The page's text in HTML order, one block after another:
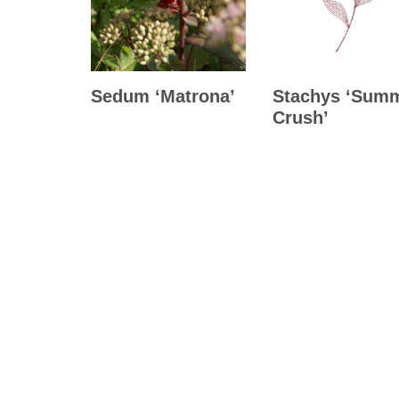
Sedum ‘Matrona’
Stachys
Crush’